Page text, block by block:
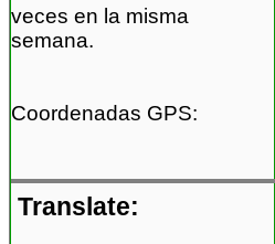
veces en la misma
semana.
Coordenadas GPS:
Translate: